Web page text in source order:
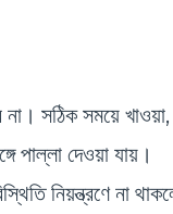
না। সঠিক সময়ে খাওয়া,
পাল্লা দেওয়া যায়।
নিয়ন্ত্রণে না